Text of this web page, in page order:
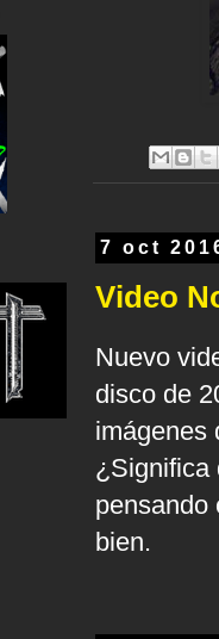
7 oct
Video
Nuevo
disco de
imágenes
¿Significa
pensando
bien.